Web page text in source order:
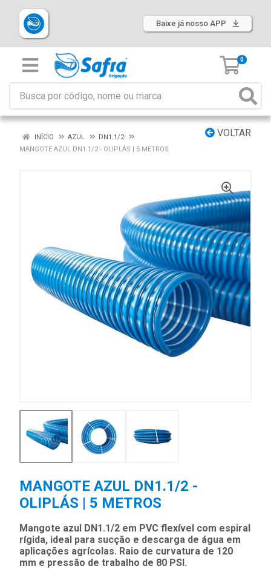
Baixe já nosso APP
0
VOLTAR
INÍCIO AZUL
DN1.1/2
MANGOTE AZUL DN1.1/2 - OLIPLÁS | 5 METROS
MANGOTE AZUL DN1.1/2 -
OLIPLÁS | 5 METROS
Mangote azul DN1.1/2 em PVC flexível com espiral
rígida, ideal para sucção e descarga de água em
aplicações agrícolas. Raio de curvatura de 120
mm e pressão de trabalho de 80 PSI.